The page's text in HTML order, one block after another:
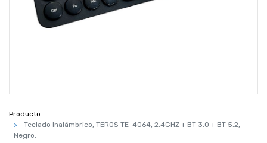
Producto
Teclado Inalámbrico, TEROS TE-4064, 2.4GHZ + BT 3.0 + BT 5.2,
Negro.